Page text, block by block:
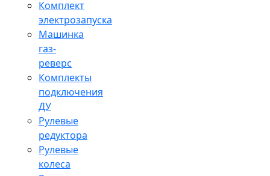
Комплект
электрозапуска
Машинка
газ-
реверс
Комплекты
подключения
ДУ
Рулевые
редуктора
Рулевые
колеса